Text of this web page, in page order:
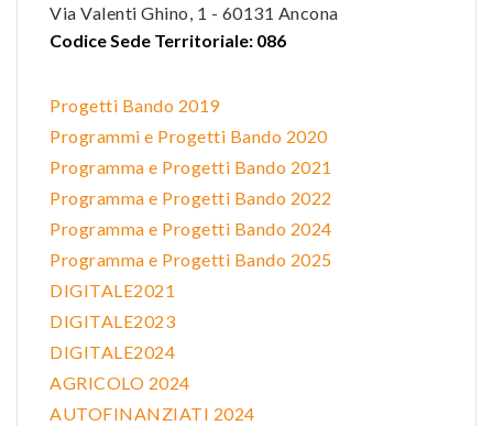
Via Valenti Ghino, 1 - 60131 Ancona
Codice Sede Territoriale: 086
Progetti Bando 2019
Programmi e Progetti Bando 2020
Programma e Progetti Bando 2021
Programma e Progetti Bando 2022
Programma e Progetti Bando 2024
Programma e Progetti Bando 2025
DIGITALE2021
DIGITALE2023
DIGITALE2024
AGRICOLO 2024
AUTOFINANZIATI 2024